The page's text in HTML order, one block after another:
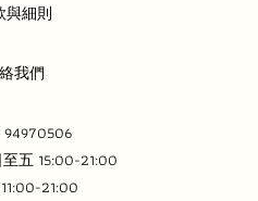
與細則
我們
五 15:00-21:00
21:00